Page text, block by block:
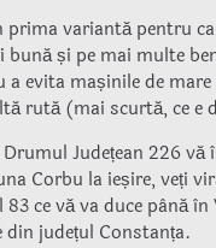
variantă pentru
și pe mai multe
a evita mașinile de
rută (mai scurtă, ce e
Județean 226 vă
Corbu la ieșire, veți
ce vă va duce până în
județul Constanța.